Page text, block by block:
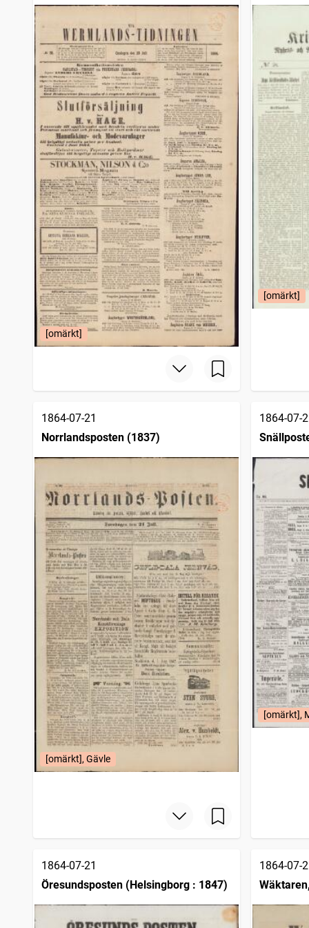
Oscarshamnsposten
4 253
träffar
Strömstads tidning (1866)
träffar
Sölvesborgsposten
4 200
träffar
Upsalaposten
4 196
träffar
Bohusläningen
4 150
träffar
Gotlänningen
4 112
träffar
Umebladet
4 083
träffar
Nora stads och Bergslags tidning
4 043
träffar
Haparandabladet, Haaparannanlehti
3 828
träffar
Örnsköldsviks allehanda
3 816
träffar
Wermlands allehanda
3 782
Filipstads stads och bergslags tidning
3 694
träffar
Örebro tidning (Örebro : 1881)
3 637
träffar
Tidning för Wenersborgs stad och län
träffar
Westerbotten
träffar
Falkenbergs tidning
3 573
träffar
Gefle dagblad
3 559
träffar
Motalaposten
3 525
träffar
Skellefteå nya tidning
3 505
träffar
Elfsborgs läns tidning
träffar
Upsala nya tidning
3 478
träffar
Söderköpingsposten
träffar
[omärkt]
[omärkt]
1864-07-21
Norrlandsposten (1837)
[omärkt], Gävle
1864-07-
[omärkt],
1864-07-21
Öresundsposten (Helsingborg : 1847)
1864-07-